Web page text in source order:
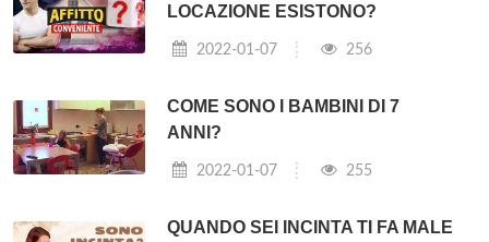
LOCAZIONE ESISTONO?
2022-01-07 256
COME SONO I BAMBINI DI 7
ANNI?
2022-01-07 255
QUANDO SEI INCINTA TI FA MALE